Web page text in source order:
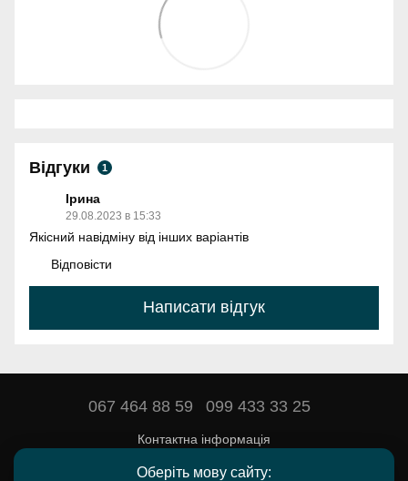
Оберіть мову сайту:
Відгуки 1
Ірина
29.08.2023 в 15:33
Якісний навідміну від інших варіантів
Відповісти
Написати відгук
067 464 88 59 099 433 33 25
Контактна інформація
Повна версія сайту